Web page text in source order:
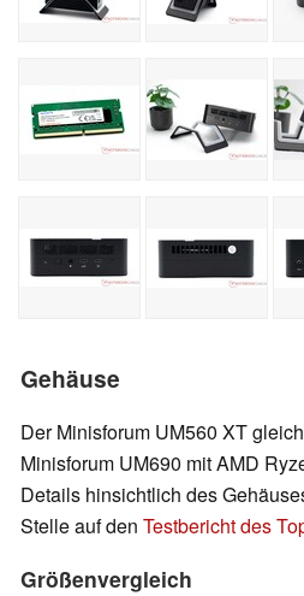
Gehäuse
Der Minisforum UM560 XT
Minisforum UM690 mit AMD
Details hinsichtlich des
Stelle auf den Testbericht des
Größenvergleich